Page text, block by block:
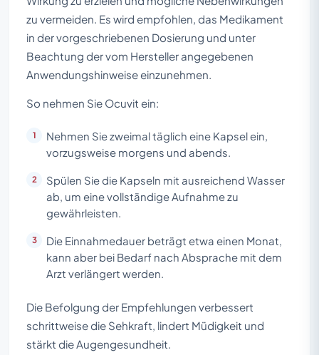
zu vermeiden. Es wird empfohlen, das Medikament
in der vorgeschriebenen Dosierung und unter
Beachtung der vom Hersteller angegebenen
Anwendungshinweise einzunehmen.
So nehmen Sie Ocuvit ein:
Nehmen Sie zweimal täglich eine Kapsel ein,
vorzugsweise morgens und abends.
Spülen Sie die Kapseln mit ausreichend Wasser
ab, um eine vollständige Aufnahme zu
gewährleisten.
Die Einnahmedauer beträgt etwa einen Monat,
kann aber bei Bedarf nach Absprache mit dem
Arzt verlängert werden.
Die Befolgung der Empfehlungen verbessert
schrittweise die Sehkraft, lindert Müdigkeit und
stärkt die Augengesundheit.